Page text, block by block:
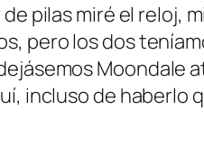
pilas miré el reloj,
pero los dos
Moondale
incluso de haberlo